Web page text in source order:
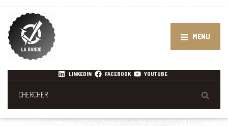
MENU
LINKEDIN FACEBOOK YOUTUBE